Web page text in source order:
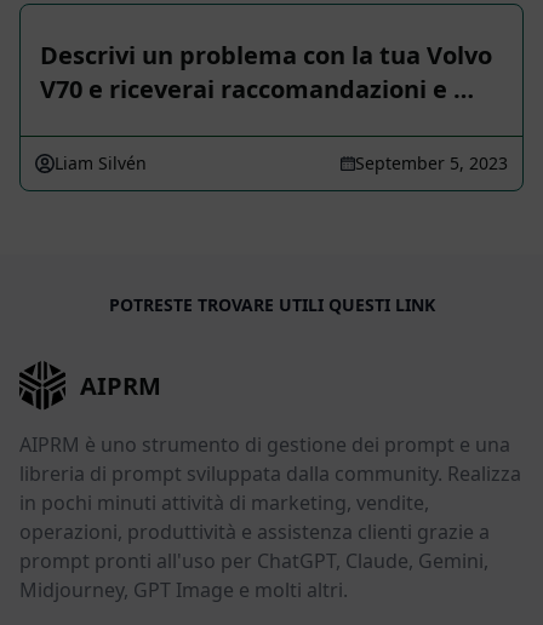
Descrivi un problema con la tua Volvo
V70 e riceverai raccomandazioni e …
Liam Silvén September 5, 2023
POTRESTE TROVARE UTILI QUESTI LINK
AIPRM
AIPRM è uno strumento di gestione dei prompt e una
libreria di prompt sviluppata dalla community. Realizza
in pochi minuti attività di marketing, vendite,
operazioni, produttività e assistenza clienti grazie a
prompt pronti all'uso per ChatGPT, Claude, Gemini,
Midjourney, GPT Image e molti altri.